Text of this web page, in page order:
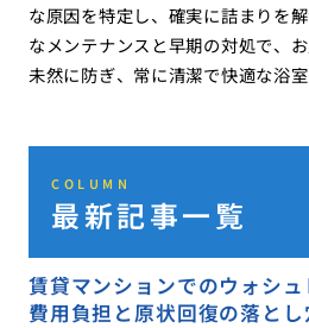
な原因を特定し、確実に詰まりを
なメンテナンスと早期の対処で、
未然に防ぎ、常に清潔で快適な浴室
COLUMN
最新記事一覧
賃貸マンションでのウォシ
費用負担と原状回復の落とし